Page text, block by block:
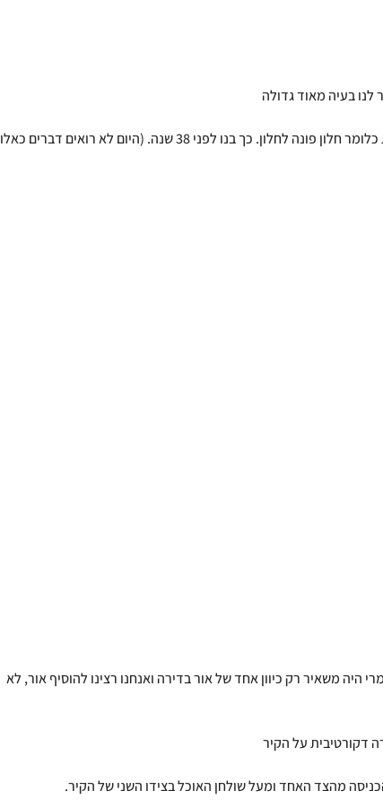
בעיה מאוד גדולה
היות ובעבר היה שם חלון שפונה לתוך חדר שרות כלומר חלון פונה לחלון. כך בנו לפני 38 שנה. (היום לא רואים דברים כאלו
היה משאיר רק כיוון אחד של אור בדירה ואנחנו רצינו להוסיף אור, לא
דקורטיבית על הקיר
מהצד האחד ומעל שולחן האוכל בצידו השני של הקיר.